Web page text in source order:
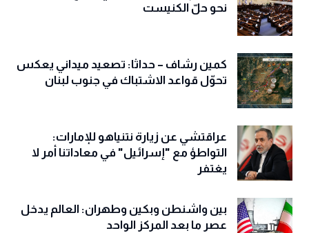
نحو حلّ الكنيست
كمين رشاف – حداثا: تصعيد ميداني يعكس
تحوّل قواعد الاشتباك في جنوب لبنان
عراقتشي عن زيارة نتنياهو للإمارات:
التواطؤ مع "إسرائيل" في معاداتنا أمر لا
يغتفر
بين واشنطن وبكين وطهران: العالم يدخل
عصر ما بعد المركز الواحد